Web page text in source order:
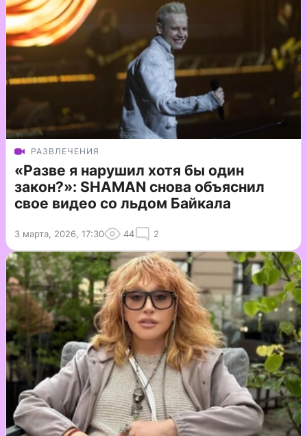
РАЗВЛЕЧЕНИЯ
«Разве я нарушил хотя бы один
закон?»: SHAMAN снова объяснил
свое видео со льдом Байкала
3 марта, 2026, 17:30 44 2